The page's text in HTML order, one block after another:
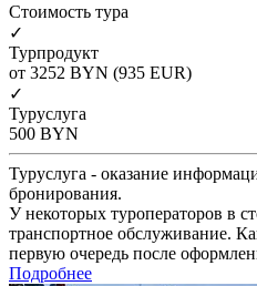
Cтоимость тура
✓
Турпродукт
от 3252 BYN (935 EUR)
✓
Туруслуга
500 BYN
Туруслуга - оказание
бронирования.
У некоторых туроператоров в
транспортное обслуживание.
первую очередь после
Подробнее